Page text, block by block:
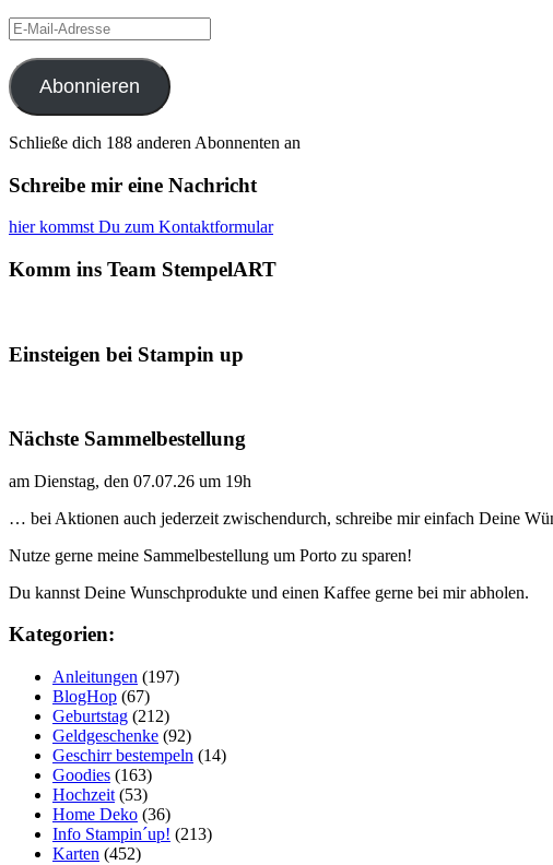
E-
Mail-
Adresse
Abonnieren
Schließe dich 188 anderen Abonnenten an
Schreibe mir eine Nachricht
hier kommst Du zum Kontaktformular
Komm ins Team StempelART
Einsteigen bei Stampin up
Nächste Sammelbestellung
am Dienstag, den 07.07.26 um 19h
… bei Aktionen auch jederzeit zwischendurch, schreibe mir einfach Deine
Nutze gerne meine Sammelbestellung um Porto zu sparen!
Du kannst Deine Wunschprodukte und einen Kaffee gerne bei mir abholen.
Kategorien:
Anleitungen (197)
BlogHop (67)
Geburtstag (212)
Geldgeschenke (92)
Geschirr bestempeln (14)
Goodies (163)
Hochzeit (53)
Home Deko (36)
Info Stampin´up! (213)
Karten (452)